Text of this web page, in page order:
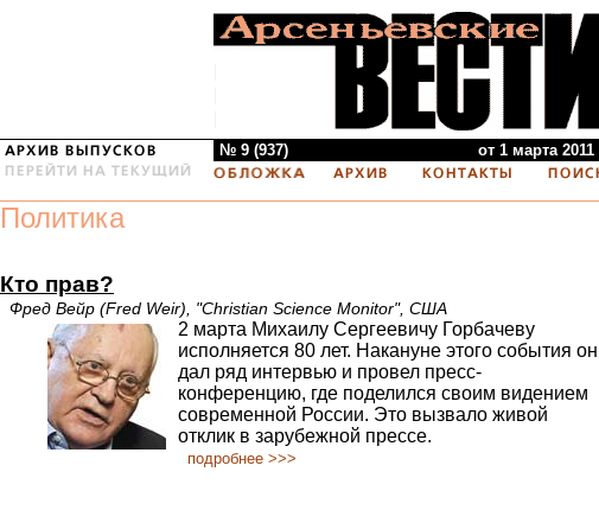
№ 9 (937) от 1 марта 2011
Политика
Кто прав?
Фред Вейр (Fred Weir), "Christian Science Monitor", США
2 марта Михаилу Сергеевичу Горбачеву
исполняется 80 лет. Накануне этого события он
дал ряд интервью и провел пресс-
конференцию, где поделился своим видением
современной России. Это вызвало живой
отклик в зарубежной прессе.
подробнее >>>